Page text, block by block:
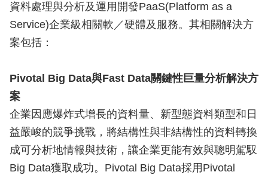
資料處理與分析及運用開發PaaS(Platform as a
Service)企業級相關軟／硬體及服務。其相關解決方
案包括：
Pivotal Big Data與Fast Data關鍵性巨量分析解決方
案
企業因應爆炸式增長的資料量、新型態資料類型和日
益嚴峻的競爭挑戰，將結構性與非結構性的資料轉換
成可分析地情報與技術，讓企業更能有效與聰明駕馭
Big Data獲取成功。Pivotal Big Data採用Pivotal